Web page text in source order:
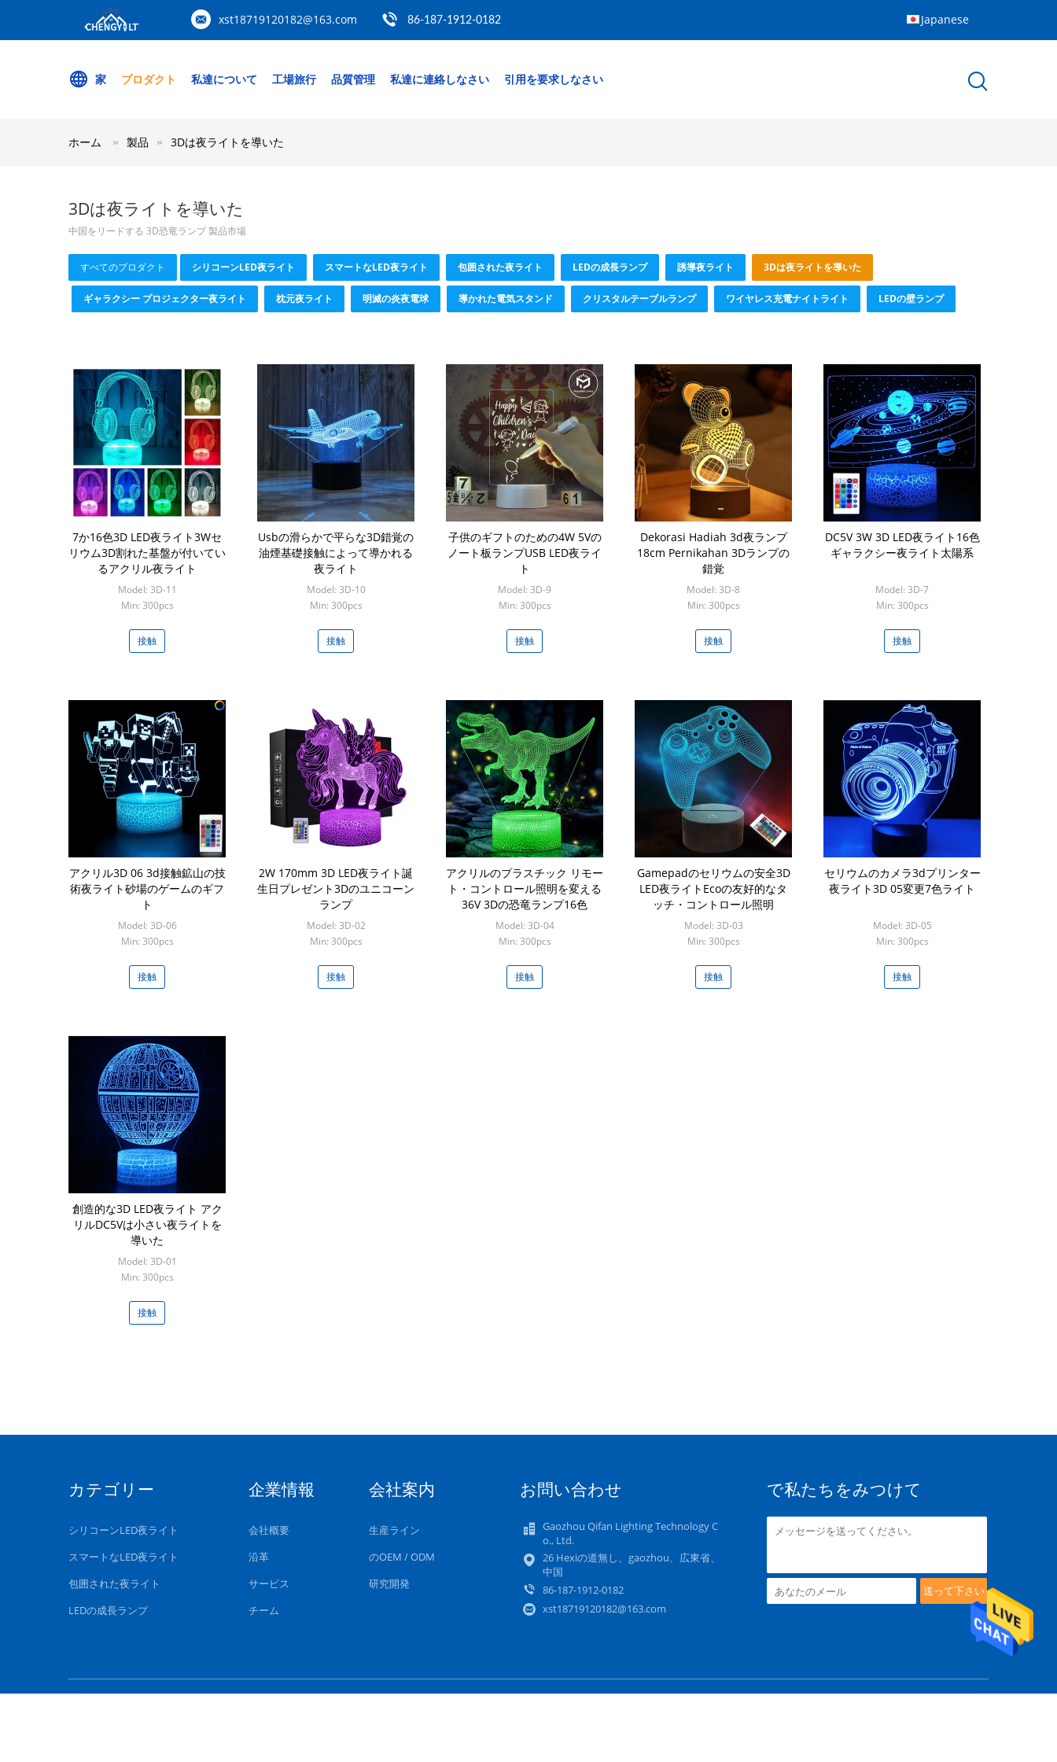
xst18719120182@163.com 86-187-1912-0182 Japanese
家 プロダクト 私達について 工場旅行 品質管理 私達に連絡しなさい 引用を要求しなさい
ホーム 製品 3Dは夜ライトを導いた
3Dは夜ライトを導いた
中国をリードする 3D恐竜ランプ 製品市場
すべてのプロダクト シリコーンLED夜ライト スマートなLED夜ライト 包囲された夜ライト LEDの成長ランプ 誘導夜ライト 3Dは夜ライトを導いた
ギャラクシー プロジェクター夜ライト 枕元夜ライト 明滅の炎夜電球 導かれた電気スタンド クリスタルテーブルランプ ワイヤレス充電ナイトライト LEDの壁ランプ
7か16色3D LED夜ライト3Wセ
リウム3D割れた基盤が付いてい
るアクリル夜ライト
Model: 3D-11
Min: 300pcs
接触
Usbの滑らかで平らな3D錯覚の
油煙基礎接触によって導かれる
夜ライト
Model: 3D-10
Min: 300pcs
接触
子供のギフトのための4W 5Vの
ノート板ランプUSB LED夜ライ
ト
Model: 3D-9
Min: 300pcs
接触
Dekorasi Hadiah 3d夜ランプ
18cm Pernikahan 3Dランプの
錯覚
Model: 3D-8
Min: 300pcs
接触
DC5V 3W 3D LED夜ライト16色
ギャラクシー夜ライト太陽系
Model: 3D-7
Min: 300pcs
接触
アクリル3D 06 3d接触鉱山の技
術夜ライト砂場のゲームのギフ
ト
Model: 3D-06
Min: 300pcs
接触
2W 170mm 3D LED夜ライト誕
生日プレゼント3Dのユニコーン
ランプ
Model: 3D-02
Min: 300pcs
接触
アクリルのプラスチック リモー
ト・コントロール照明を変える
36V 3Dの恐竜ランプ16色
Model: 3D-04
Min: 300pcs
接触
Gamepadのセリウムの安全3D
LED夜ライトEcoの友好的なタ
ッチ・コントロール照明
Model: 3D-03
Min: 300pcs
接触
セリウムのカメラ3dプリンター
夜ライト3D 05変更7色ライト
Model: 3D-05
Min: 300pcs
接触
創造的な3D LED夜ライト アク
リルDC5Vは小さい夜ライトを
導いた
Model: 3D-01
Min: 300pcs
接触
カテゴリー
シリコーンLED夜ライト
スマートなLED夜ライト
包囲された夜ライト
LEDの成長ランプ
企業情報
会社概要
沿革
サービス
チーム
会社案内
生産ライン
のOEM / ODM
研究開発
お問い合わせ
Gaozhou Qifan Lighting Technology C
o., Ltd.
26 Hexiの道無し、gaozhou、広東省、
中国
86-187-1912-0182
xst18719120182@163.com
で私たちをみつけて
送って下さい